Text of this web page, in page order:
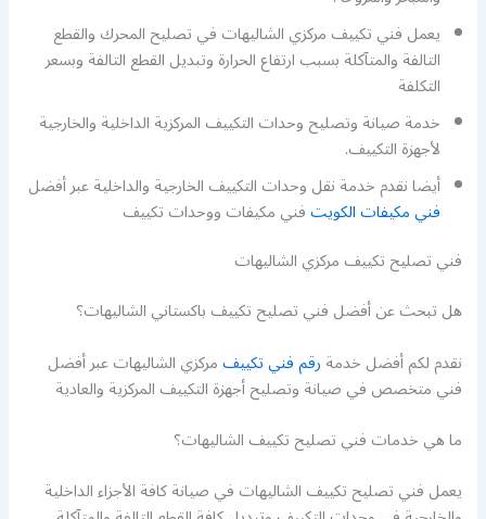
يعمل فني تكييف مركزي الشاليهات في تصليح المحرك والقطع
التالفة والمتآكلة بسبب ارتفاع الحرارة وتبديل القطع التالفة وبسعر
التكلفة
خدمة صيانة وتصليح وحدات التكييف المركزية الداخلية والخارجية
لأجهزة التكييف.
أيضا نقدم خدمة نقل وحدات التكييف الخارجية والداخلية عبر أفضل
فني مكيفات الكويتفني مكيفات ووحدات تكييف
فني تصليح تكييف مركزي الشاليهات
هل تبحث عن أفضل فني تصليح تكييف باكستاني الشاليهات؟
نقدم لكم أفضل خدمةرقم فني تكييفمركزي الشاليهات عبر أفضل
فني متخصص في صيانة وتصليح أجهزة التكييف المركزية والعادية
ما هي خدمات فني تصليح تكييف الشاليهات؟
يعمل فني تصليح تكييف الشاليهات في صيانة كافة الأجزاء الداخلية